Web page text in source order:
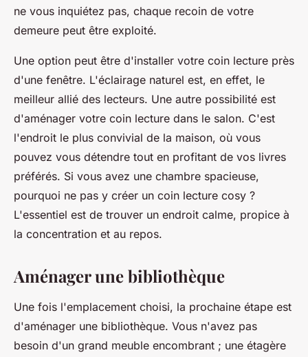
ne vous inquiétez pas, chaque recoin de votre
demeure peut être exploité.
Une option peut être d'installer votre coin lecture près
d'une fenêtre. L'éclairage naturel est, en effet, le
meilleur allié des lecteurs. Une autre possibilité est
d'aménager votre coin lecture dans le salon. C'est
l'endroit le plus convivial de la maison, où vous
pouvez vous détendre tout en profitant de vos livres
préférés. Si vous avez une chambre spacieuse,
pourquoi ne pas y créer un coin lecture cosy ?
L'essentiel est de trouver un endroit calme, propice à
la concentration et au repos.
Aménager une bibliothèque
Une fois l'emplacement choisi, la prochaine étape est
d'aménager une bibliothèque. Vous n'avez pas
besoin d'un grand meuble encombrant ; une étagère